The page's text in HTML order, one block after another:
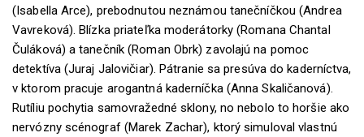
(Isabella Arce), prebodnutou neznámou tanečníčkou (Andrea
Vavreková). Blízka priateľka moderátorky (Romana Chantal
Čuláková) a tanečník (Roman Obrk) zavolajú na pomoc
detektíva (Juraj Jalovičiar). Pátranie sa presúva do kaderníctva,
v ktorom pracuje arogantná kaderníčka (Anna Skaličanová).
Rutíliu pochytia samovražedné sklony, no nebolo to horšie ako
nervózny scénograf (Marek Zachar), ktorý simuloval vlastnú